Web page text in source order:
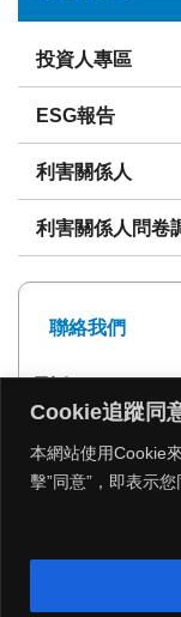
Cookie追蹤同
本網站使用Cookie
擊”同意”，即表示
投資人專區
ESG報告
利害關係人
利害關係人問卷
聯絡我們
電話: 02-
傳真: 02-
MENU